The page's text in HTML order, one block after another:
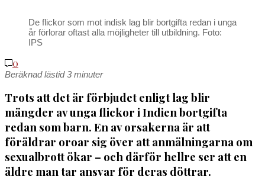
De flickor som mot indisk lag blir bortgifta redan i unga
år förlorar oftast alla möjligheter till utbildning. Foto:
IPS
0
Beräknad lästid3 minuter
Trots att det är förbjudet enligt lag blir
mängder av unga flickor i Indien bortgifta
redan som barn. En av orsakerna är att
föräldrar oroar sig över att anmälningarna om
sexualbrott ökar – och därför hellre ser att en
äldre man tar ansvar för deras döttrar.